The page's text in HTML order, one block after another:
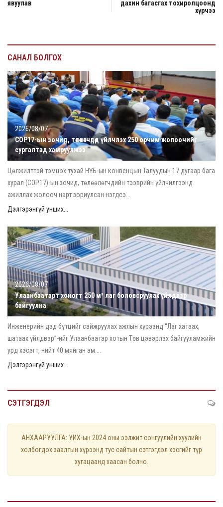
явуулав
дахин багасгах тохиролцоонд
хүрчээ
САНАЛ БОЛГОХ
2026/08/07
COP17-ын зочид, төлөөлөгчдөд үйлчлэх 250 орчим жолоочийг
сургалтад хамруулжээ
Цөлжилттэй тэмцэх тухай НҮБ-ын конвенцын Талуудын 17 дугаар бага
хурал (COP17)-ын зочид, төлөөлөгчдийн тээврийн үйлчилгээнд
ажиллах жолооч нарт зориулсан нэгдсэ...
Дэлгэрэнгүй унших...
2026/08/07
Улаанбаатарт хоногт 250 м³ лаг боловсруулах үйлдвэр
байгуулна
Инженерийн дэд бүтцийг сайжруулах ажлын хүрээнд “Лаг хатаах,
шатаах үйлдвэр”-ийг Улаанбаатар хотын Төв цэвэрлэх байгууламжийн
урд хэсэгт, нийт 40 мянган ам ...
Дэлгэрэнгүй унших...
СЭТГЭГДЭЛ
АНХААРУУЛГА: УИХ-ын 2024 оны ээлжит сонгуулийн хуулийн
холбогдох заалтын хүрээнд тус сайтын сэтгэгдэл хэсгийг түр
хугацаанд хаасан болно.